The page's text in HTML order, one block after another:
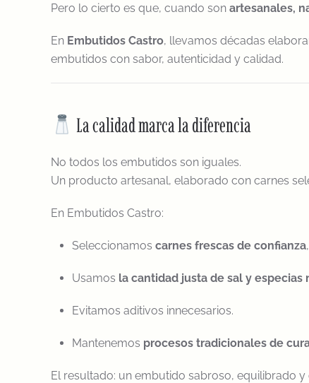
Pero lo cierto es que, cuando son artesanales,
En Embutidos Castro, llevamos décadas
embutidos con sabor, autenticidad y calidad.
La calidad marca la diferencia
No todos los embutidos son iguales.
Un producto artesanal, elaborado con carnes
En Embutidos Castro:
Seleccionamos carnes frescas de confianza
Usamos la cantidad justa de sal y especias
Evitamos aditivos innecesarios.
Mantenemos procesos tradicionales de
El resultado: un embutido sabroso, equilibrado